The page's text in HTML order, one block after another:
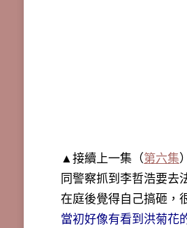
▲接續上一集（第六集
同警察抓到李哲浩要去
在庭後覺得自己搞砸，
當初好像有看到洪菊花